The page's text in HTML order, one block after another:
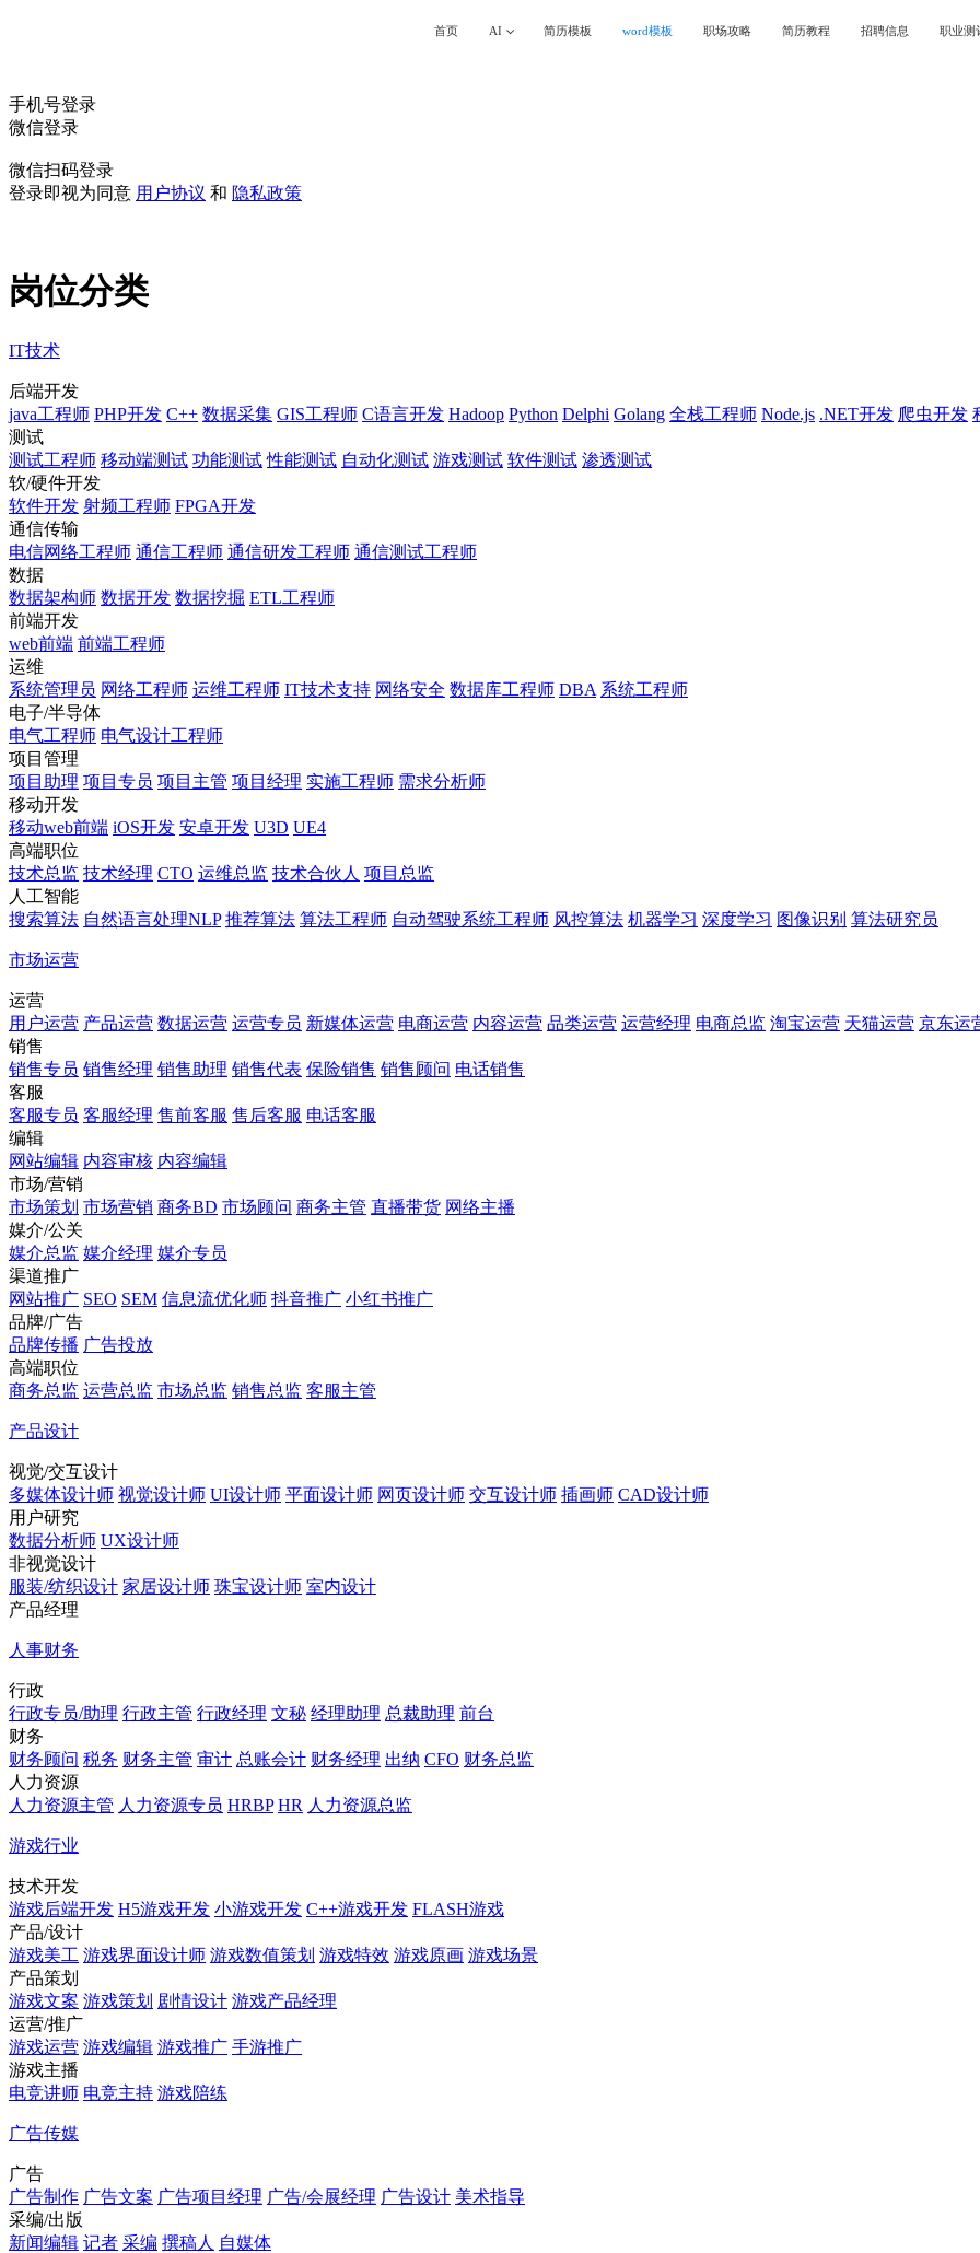
首页 AI 简历模板 word模板 职场攻略 简历教程 招聘信息 职业测
手机号登录
微信登录
微信扫码登录
登录即视为同意 用户协议 和 隐私政策
岗位分类
IT技术
后端开发
java工程师 PHP开发 C++ 数据采集 GIS工程师 C语言开发 Hadoop Python Delphi Golang 全栈工程师 Node.js .NET开发 爬虫开发
测试
测试工程师 移动端测试 功能测试 性能测试 自动化测试 游戏测试 软件测试 渗透测试
软/硬件开发
软件开发 射频工程师 FPGA开发
通信传输
电信网络工程师 通信工程师 通信研发工程师 通信测试工程师
数据
数据架构师 数据开发 数据挖掘 ETL工程师
前端开发
web前端 前端工程师
运维
系统管理员 网络工程师 运维工程师 IT技术支持 网络安全 数据库工程师 DBA 系统工程师
电子/半导体
电气工程师 电气设计工程师
项目管理
项目助理 项目专员 项目主管 项目经理 实施工程师 需求分析师
移动开发
移动web前端 iOS开发 安卓开发 U3D UE4
高端职位
技术总监 技术经理 CTO 运维总监 技术合伙人 项目总监
人工智能
搜索算法 自然语言处理NLP 推荐算法 算法工程师 自动驾驶系统工程师 风控算法 机器学习 深度学习 图像识别 算法研究员
市场运营
运营
用户运营 产品运营 数据运营 运营专员 新媒体运营 电商运营 内容运营 品类运营 运营经理 电商总监 淘宝运营 天猫运营 京东运
销售
销售专员 销售经理 销售助理 销售代表 保险销售 销售顾问 电话销售
客服
客服专员 客服经理 售前客服 售后客服 电话客服
编辑
网站编辑 内容审核 内容编辑
市场/营销
市场策划 市场营销 商务BD 市场顾问 商务主管 直播带货 网络主播
媒介/公关
媒介总监 媒介经理 媒介专员
渠道推广
网站推广 SEO SEM 信息流优化师 抖音推广 小红书推广
品牌/广告
品牌传播 广告投放
高端职位
商务总监 运营总监 市场总监 销售总监 客服主管
产品设计
视觉/交互设计
多媒体设计师 视觉设计师 UI设计师 平面设计师 网页设计师 交互设计师 插画师 CAD设计师
用户研究
数据分析师 UX设计师
非视觉设计
服装/纺织设计 家居设计师 珠宝设计师 室内设计
产品经理
人事财务
行政
行政专员/助理 行政主管 行政经理 文秘 经理助理 总裁助理 前台
财务
财务顾问 税务 财务主管 审计 总账会计 财务经理 出纳 CFO 财务总监
人力资源
人力资源主管 人力资源专员 HRBP HR 人力资源总监
游戏行业
技术开发
游戏后端开发 H5游戏开发 小游戏开发 C++游戏开发 FLASH游戏
产品/设计
游戏美工 游戏界面设计师 游戏数值策划 游戏特效 游戏原画 游戏场景
产品策划
游戏文案 游戏策划 剧情设计 游戏产品经理
运营/推广
游戏运营 游戏编辑 游戏推广 手游推广
游戏主播
电竞讲师 电竞主持 游戏陪练
广告传媒
广告
广告制作 广告文案 广告项目经理 广告/会展经理 广告设计 美术指导
采编/出版
新闻编辑 记者 采编 撰稿人 自媒体